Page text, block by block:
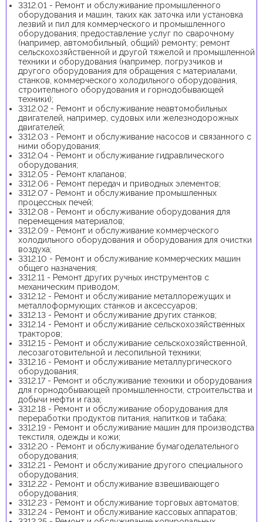
3312.01 - Ремонт и обслуживание промышленного
оборудования и машин, таких как заточка или установка
лезвий и пил для коммерческого и промышленного
оборудования; предоставление услуг по сварочному
(например, автомобильный, общий) ремонту; ремонт
сельскохозяйственной и другой тяжелой и промышленной
техники и оборудования (например, погрузчиков и
другого оборудования для обращения с материалами,
станков, коммерческого холодильного оборудования,
строительного оборудования и горнодобывающей
техники);
3312.02 - Ремонт и обслуживание неавтомобильных
двигателей, например, судовых или железнодорожных
двигателей;
3312.03 - Ремонт и обслуживание насосов и связанного с
ними оборудования;
3312.04 - Ремонт и обслуживание гидравлического
оборудования;
3312.05 - Ремонт клапанов;
3312.06 - Ремонт передач и приводных элементов;
3312.07 - Ремонт и обслуживание промышленных
процессных печей;
3312.08 - Ремонт и обслуживание оборудования для
перемещения материалов;
3312.09 - Ремонт и обслуживание коммерческого
холодильного оборудования и оборудования для очистки
воздуха;
3312.10 - Ремонт и обслуживание коммерческих машин
общего назначения;
3312.11 - Ремонт других ручных инструментов с
механическим приводом;
3312.12 - Ремонт и обслуживание металлорежущих и
металлоформующих станков и аксессуаров;
3312.13 - Ремонт и обслуживание других станков;
3312.14 - Ремонт и обслуживание сельскохозяйственных
тракторов;
3312.15 - Ремонт и обслуживание сельскохозяйственной,
лесозаготовительной и лесопильной техники;
3312.16 - Ремонт и обслуживание металлургического
оборудования;
3312.17 - Ремонт и обслуживание техники и оборудования
для горнодобывающей промышленности, строительства и
добычи нефти и газа;
3312.18 - Ремонт и обслуживание оборудования для
переработки продуктов питания, напитков и табака;
3312.19 - Ремонт и обслуживание машин для производства
текстиля, одежды и кожи;
3312.20 - Ремонт и обслуживание бумагоделательного
оборудования;
3312.21 - Ремонт и обслуживание другого специального
оборудования;
3312.22 - Ремонт и обслуживание взвешивающего
оборудования;
3312.23 - Ремонт и обслуживание торговых автоматов;
3312.24 - Ремонт и обслуживание кассовых аппаратов;